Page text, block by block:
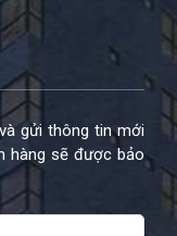
gửi thông tin mới
hàng sẽ được bảo